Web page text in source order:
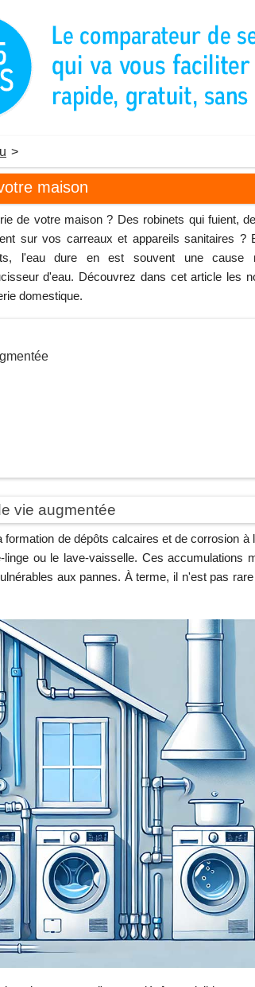
>
maison
de votre maison ? Des robinets qui fuient,
sur vos carreaux et appareils sanitaires ?
l'eau dure en est souvent une cause
d'eau. Découvrez dans cet article les
domestique.
vie augmentée
de dépôts calcaires et de corrosion à
ou le lave-vaisselle. Ces accumulations
aux pannes. À terme, il n'est pas